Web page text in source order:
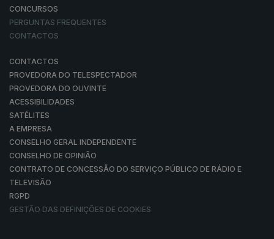
CONCURSOS
PERGUNTAS FREQUENTES
CONTACTOS
CONTACTOS
PROVEDORA DO TELESPECTADOR
PROVEDORA DO OUVINTE
ACESSIBILIDADES
SATÉLITES
A EMPRESA
CONSELHO GERAL INDEPENDENTE
CONSELHO DE OPINIÃO
CONTRATO DE CONCESSÃO DO SERVIÇO PÚBLICO DE RÁDIO E
TELEVISÃO
RGPD
GESTÃO DAS DEFINIÇÕES DE COOKIES